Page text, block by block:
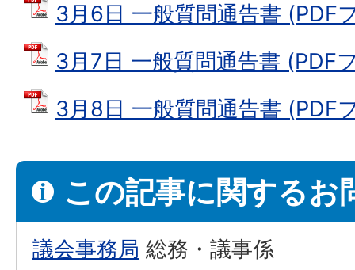
3月6日 一般質問通告書 (PDF
3月7日 一般質問通告書 (PDF
3月8日 一般質問通告書 (PDF
この記事に関するお
議会事務局 総務・議事係